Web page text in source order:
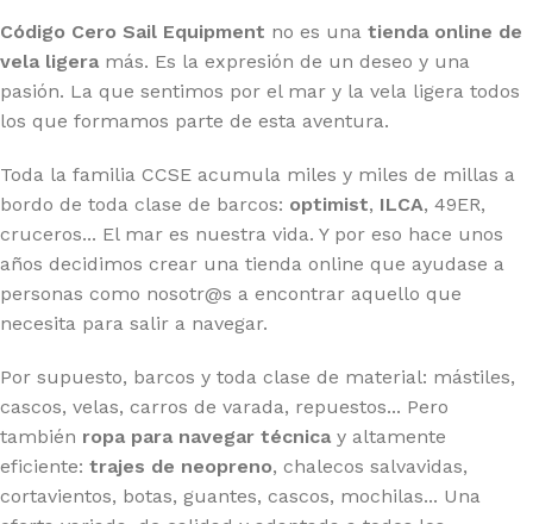
Código Cero Sail Equipment no es una tienda online de
vela ligera más. Es la expresión de un deseo y una
pasión. La que sentimos por el mar y la vela ligera todos
los que formamos parte de esta aventura.
Toda la familia CCSE acumula miles y miles de millas a
bordo de toda clase de barcos: optimist, ILCA, 49ER,
cruceros... El mar es nuestra vida. Y por eso hace unos
años decidimos crear una tienda online que ayudase a
personas como nosotr@s a encontrar aquello que
necesita para salir a navegar.
Por supuesto, barcos y toda clase de material: mástiles,
cascos, velas, carros de varada, repuestos... Pero
también ropa para navegar técnica y altamente
eficiente: trajes de neopreno, chalecos salvavidas,
cortavientos, botas, guantes, cascos, mochilas... Una